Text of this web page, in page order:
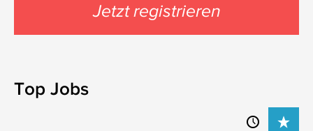
Jetzt registrieren
Top Jobs